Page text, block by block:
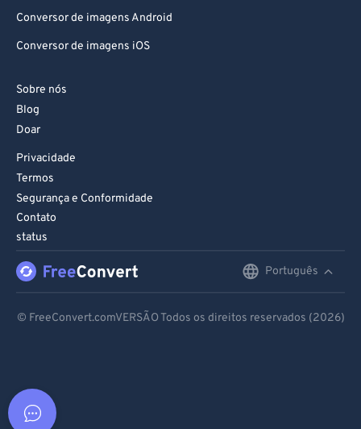
Conversor de imagens Android
Conversor de imagens iOS
Sobre nós
Blog
Doar
Privacidade
Termos
Segurança e Conformidade
Contato
status
Português
© FreeConvert.comVERSÃO Todos os direitos reservados (2026)